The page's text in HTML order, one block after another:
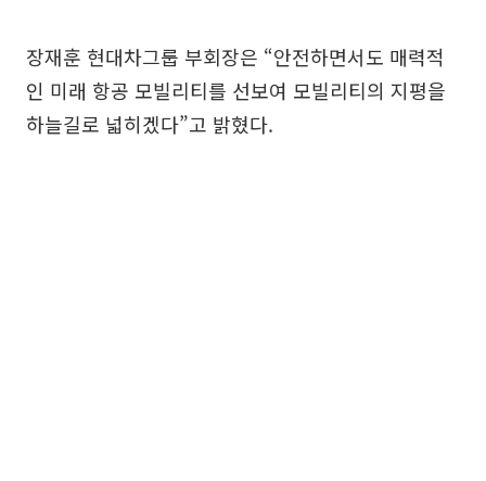
장재훈 현대차그룹 부회장은 “안전하면서도 매력적
인 미래 항공 모빌리티를 선보여 모빌리티의 지평을
하늘길로 넓히겠다”고 밝혔다.